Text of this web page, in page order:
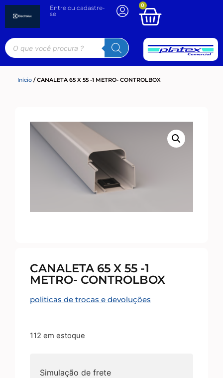
0
Entre ou cadastre-
se
Início / CANALETA 65 X 55 -1 METRO- CONTROLBOX
CANALETA 65 X 55 -1
METRO- CONTROLBOX
politicas de trocas e devoluções
112 em estoque
Simulação de frete